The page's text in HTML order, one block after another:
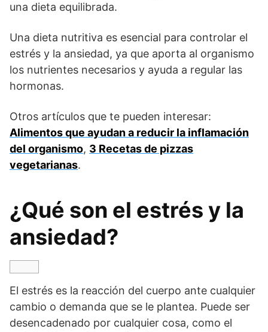
una dieta equilibrada.
Una dieta nutritiva es esencial para controlar el
estrés y la ansiedad, ya que aporta al organismo
los nutrientes necesarios y ayuda a regular las
hormonas.
Otros artículos que te pueden interesar:
Alimentos que ayudan a reducir la inflamación
del organismo, 3 Recetas de pizzas
vegetarianas.
¿Qué son el estrés y la
ansiedad?
El estrés es la reacción del cuerpo ante cualquier
cambio o demanda que se le plantea. Puede ser
desencadenado por cualquier cosa, como el